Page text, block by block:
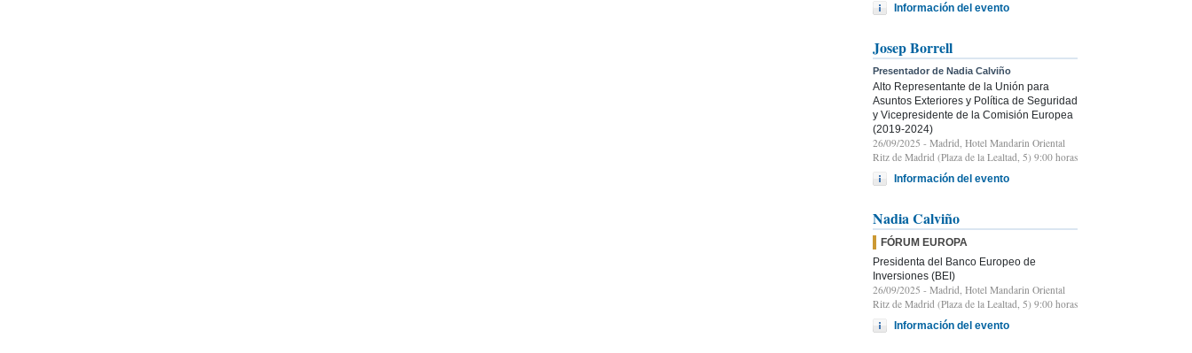
Información del evento
Josep Borrell
Presentador de Nadia Calviño
Alto Representante de la Unión para
Asuntos Exteriores y Política de Seguridad
y Vicepresidente de la Comisión Europea
(2019-2024)
26/09/2025 - Madrid, Hotel Mandarin Oriental
Ritz de Madrid (Plaza de la Lealtad, 5) 9:00 horas
Información del evento
Nadia Calviño
FÓRUM EUROPA
Presidenta del Banco Europeo de
Inversiones (BEI)
26/09/2025 - Madrid, Hotel Mandarin Oriental
Ritz de Madrid (Plaza de la Lealtad, 5) 9:00 horas
Información del evento